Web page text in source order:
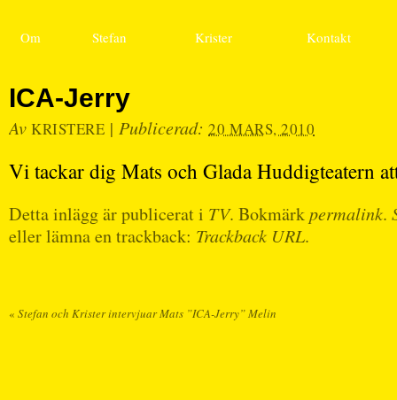
Om Stefan Krister Kontakt
ICA-Jerry
Av KRISTERE | Publicerad:20 MARS, 2010
Vi tackar dig Mats och Glada Huddigteatern
Detta inlägg är publicerat i TV. Bokmärk permalink.
eller lämna en trackback: Trackback URL.
« Stefan och Krister intervjuar Mats ”ICA-Jerry” Melin